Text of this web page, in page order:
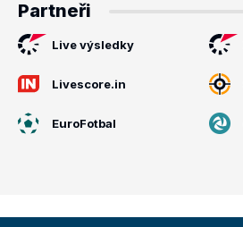
Partneři
Live výsledky
Livescore.in
EuroFotbal